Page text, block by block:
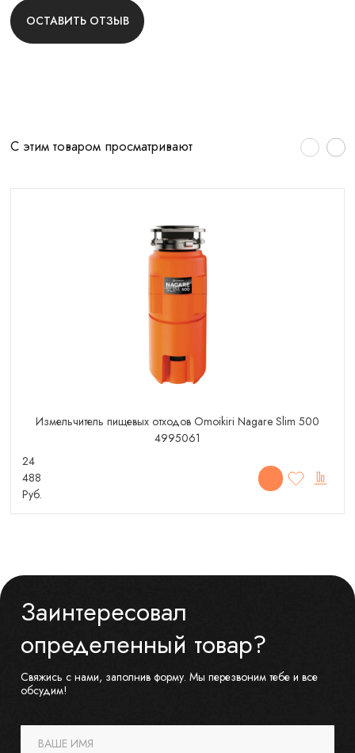
ОСТАВИТЬ ОТЗЫВ
С этим товаром просматривают
Измельчитель пищевых отходов Omoikiri Nagare Slim 500
4995061
24
488
Руб.
Заинтересовал
определенный товар?
Свяжись с нами, заполнив форму. Мы перезвоним тебе и все
обсудим!
ВАШЕ ИМЯ